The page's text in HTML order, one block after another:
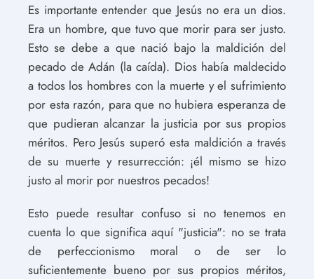
Es importante entender que Jesús no era un dios.
Era un hombre, que tuvo que morir para ser justo.
Esto se debe a que nació bajo la maldición del
pecado de Adán (la caída). Dios había maldecido
a todos los hombres con la muerte y el sufrimiento
por esta razón, para que no hubiera esperanza de
que pudieran alcanzar la justicia por sus propios
méritos. Pero Jesús superó esta maldición a través
de su muerte y resurrección: ¡él mismo se hizo
justo al morir por nuestros pecados!
Esto puede resultar confuso si no tenemos en
cuenta lo que significa aquí "justicia": no se trata
de perfeccionismo moral o de ser lo
suficientemente bueno por sus propios méritos,